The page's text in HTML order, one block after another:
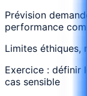
Prévision
performance
Limites éthiques,
Exercice : définir
cas sensible